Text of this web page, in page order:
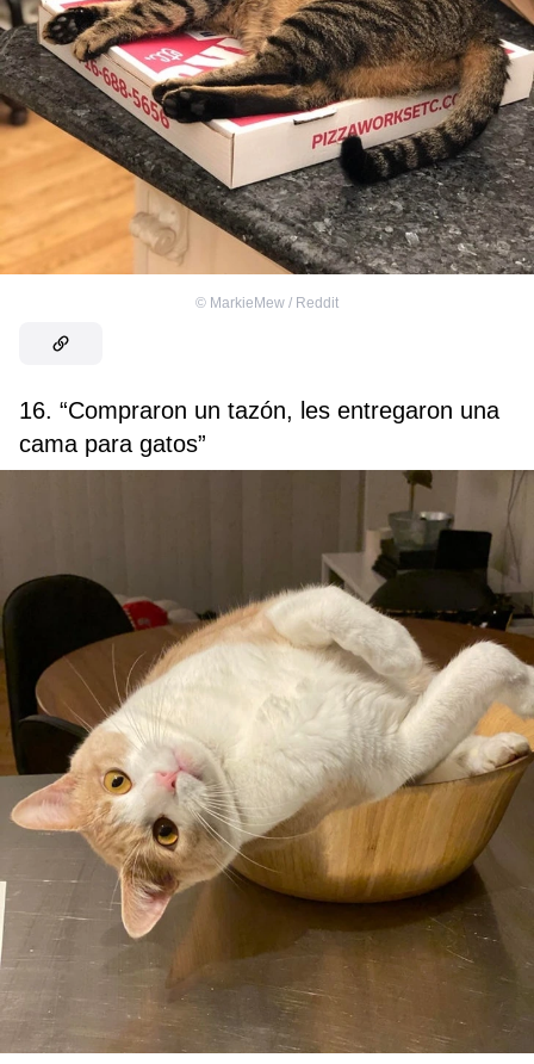
© MarkieMew / Reddit
16. “Compraron un tazón, les entregaron una
cama para gatos”